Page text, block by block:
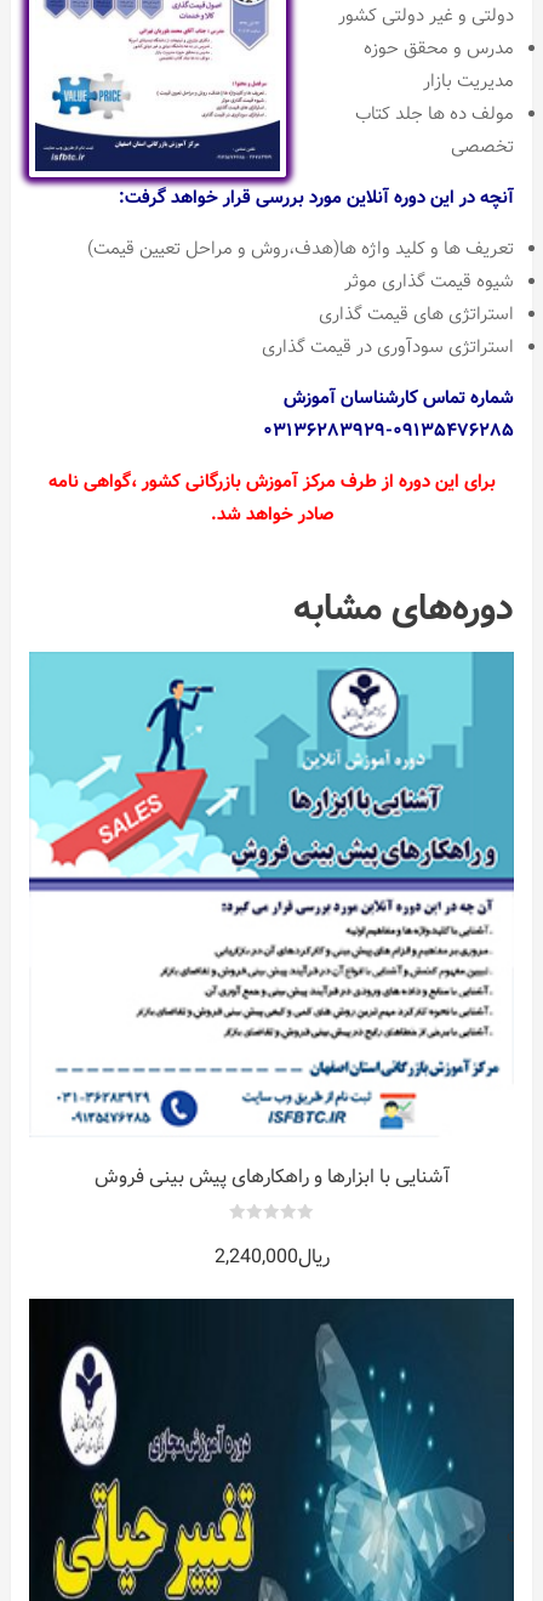
دولتی و غیر دولتی کشور
مدرس و محقق حوزه
مدیریت بازار
مولف ده ها جلد کتاب
تخصصی
آنچه در این دوره آنلاین مورد بررسی قرار خواهد گرفت:
تعریف ها و کلید واژه ها(هدف،روش و مراحل تعیین قیمت)
شیوه قیمت گذاری موثر
استراتژی های قیمت گذاری
استراتژی سودآوری در قیمت گذاری
شماره تماس کارشناسان آموزش
۰۹۱۳۵۴۷۶۲۸۵-۰۳۱۳۶۲۸۳۹۲۹
برای این دوره از طرف مرکز آموزش بازرگانی کشور ،‌گواهی نامه
صادر خواهد شد.
دوره‌های مشابه
آشنایی با ابزارها و راهکارهای پیش بینی فروش
out
of
ریال2,240,000